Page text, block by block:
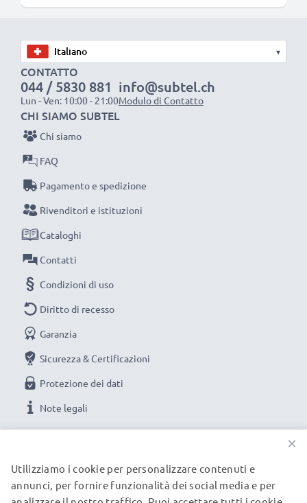
▾
CONTATTO
044 / 5830 881
Lun - Ven: 10:00 - 21:00
info@subtel.ch
Modulo di Contatto
CHI SIAMO SUBTEL
Chi siamo
FAQ
Pagamento e spedizione
Rivenditori e istituzioni
Cataloghi
Contatti
Condizioni di uso
Diritto di recesso
Garanzia
Sicurezza & Certificazioni
Protezione dei dati
Note legali
×
Utilizziamo i cookie per personalizzare contenuti e
annunci, per fornire funzionalità dei social media e per